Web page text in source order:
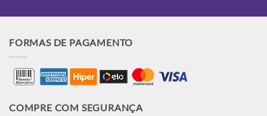
FORMAS DE PAGAMENTO
COMPRE COM SEGURANÇA